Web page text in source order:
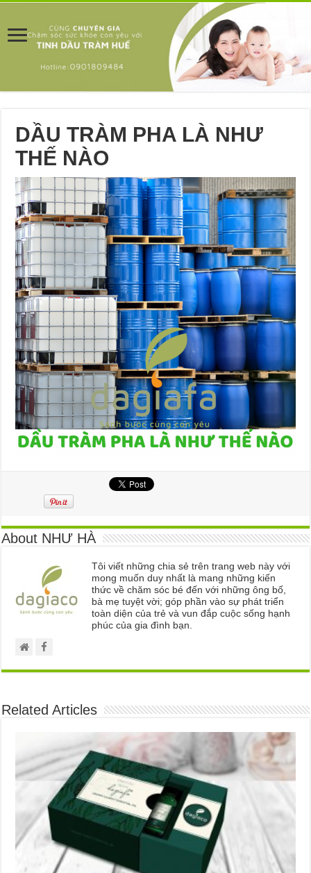
DẦU TRÀM PHA LÀ NHƯ
THẾ NÀO
About NHƯ HÀ
Tôi viết những chia sẻ trên trang web này với
mong muốn duy nhất là mang những kiến
thức về chăm sóc bé đến với những ông bố,
bà mẹ tuyệt vời; góp phần vào sự phát triển
toàn diện của trẻ và vun đắp cuộc sống hạnh
phúc của gia đình bạn.
Related Articles